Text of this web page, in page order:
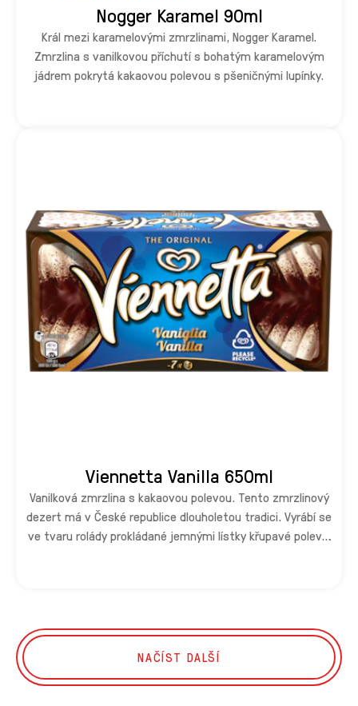
Nogger Karamel 90ml
Král mezi karamelovými zmrzlinami, Nogger Karamel.
Zmrzlina s vanilkovou příchutí s bohatým karamelovým
jádrem pokrytá kakaovou polevou s pšeničnými lupínky.
Viennetta Vanilla 650ml
Vanilková zmrzlina s kakaovou polevou. Tento zmrzlinový
dezert má v České republice dlouholetou tradici. Vyrábí se
ve tvaru rolády prokládané jemnými lístky křupavé polevy.
NAČÍST DALŠÍ